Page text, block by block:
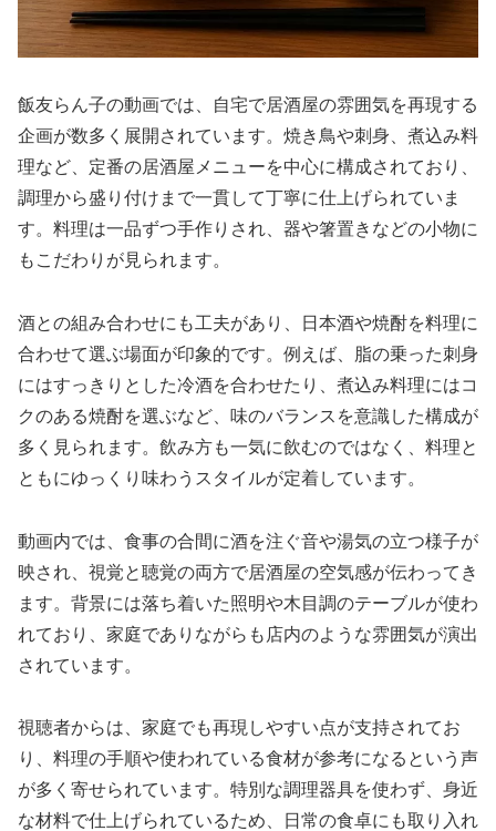
飯友らん子の動画では、自宅で居酒屋の雰囲気を再現する
企画が数多く展開されています。焼き鳥や刺身、煮込み料
理など、定番の居酒屋メニューを中心に構成されており、
調理から盛り付けまで一貫して丁寧に仕上げられていま
す。料理は一品ずつ手作りされ、器や箸置きなどの小物に
もこだわりが見られます。
酒との組み合わせにも工夫があり、日本酒や焼酎を料理に
合わせて選ぶ場面が印象的です。例えば、脂の乗った刺身
にはすっきりとした冷酒を合わせたり、煮込み料理にはコ
クのある焼酎を選ぶなど、味のバランスを意識した構成が
多く見られます。飲み方も一気に飲むのではなく、料理と
ともにゆっくり味わうスタイルが定着しています。
動画内では、食事の合間に酒を注ぐ音や湯気の立つ様子が
映され、視覚と聴覚の両方で居酒屋の空気感が伝わってき
ます。背景には落ち着いた照明や木目調のテーブルが使わ
れており、家庭でありながらも店内のような雰囲気が演出
されています。
視聴者からは、家庭でも再現しやすい点が支持されてお
り、料理の手順や使われている食材が参考になるという声
が多く寄せられています。特別な調理器具を使わず、身近
な材料で仕上げられているため、日常の食卓にも取り入れ